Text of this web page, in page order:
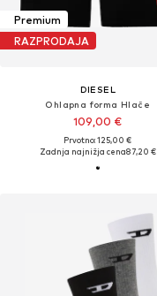
Premium
RAZPRODAJA
DIESEL
Ohlapna forma Hlače
109,00 €
Prvotno: 125,00 €
Zadnja najnižja cena87,20 €